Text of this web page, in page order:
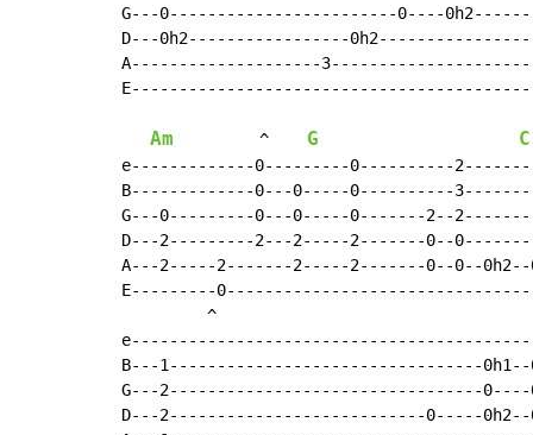
G---0------------------------0----
D---0h2-----------------
A--------------------
Am
         ^
G C
e-------------0---------0----------
B-------------0---0-----0----------
G---0---------0---0-----0-------2--
D---2---------2---2-----2-------0--
A---2-----2-------2-----2-------0--0--
E---------
         ^
B---1---------------------------------0h1--
G---2---------------------------------0----
D---2---------------------------0-----